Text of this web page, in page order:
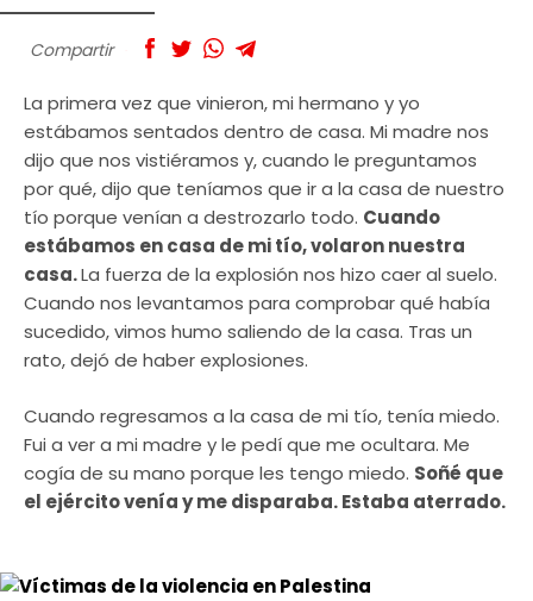
Compartir
La primera vez que vinieron, mi hermano y yo
estábamos sentados dentro de casa. Mi madre nos
dijo que nos vistiéramos y, cuando le preguntamos
por qué, dijo que teníamos que ir a la casa de nuestro
tío porque venían a destrozarlo todo. Cuando
estábamos en casa de mi tío, volaron nuestra
casa.La fuerza de la explosión nos hizo caer al suelo.
Cuando nos levantamos para comprobar qué había
sucedido, vimos humo saliendo de la casa. Tras un
rato, dejó de haber explosiones.
Cuando regresamos a la casa de mi tío, tenía miedo.
Fui a ver a mi madre y le pedí que me ocultara. Me
cogía de su mano porque les tengo miedo. Soñé que
el ejército venía y me disparaba. Estaba aterrado.